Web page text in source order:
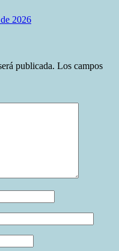
2026
publicada. Los campos